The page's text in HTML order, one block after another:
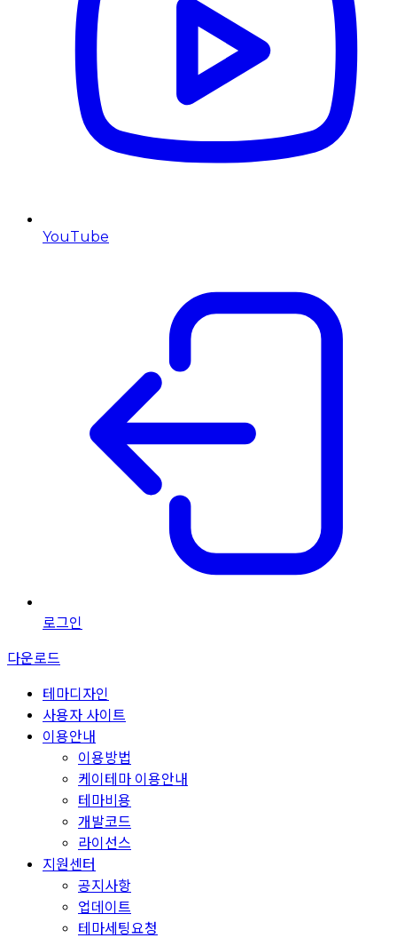
YouTube
로그인
다운로드
테마디자인
사용자 사이트
이용안내
이용방법
케이테마 이용안내
테마비용
개발코드
라이선스
지원센터
공지사항
업데이트
테마세팅요청